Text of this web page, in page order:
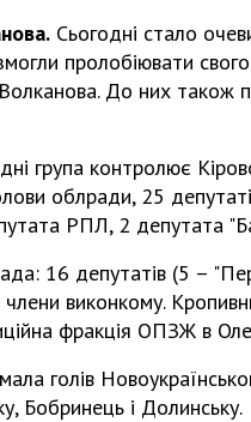
Сьогодні стало
пролобіювати
До них також
група контролює
облради, 25
РПЛ, 2 депутата
16 депутатів (5 –
виконкому.
фракція ОПЗЖ в
голів
Бобринець і Долинську.